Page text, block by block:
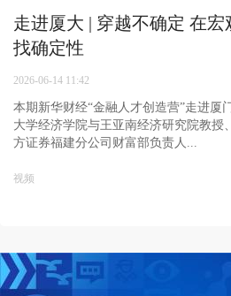
走进厦大 | 穿越不确定 在
找确定性
2026-06-14 11:42
本期新华财经“金融人才创造营”走进厦
大学经济学院与王亚南经济研究院教授
方证券福建分公司财富部负责人...
视频